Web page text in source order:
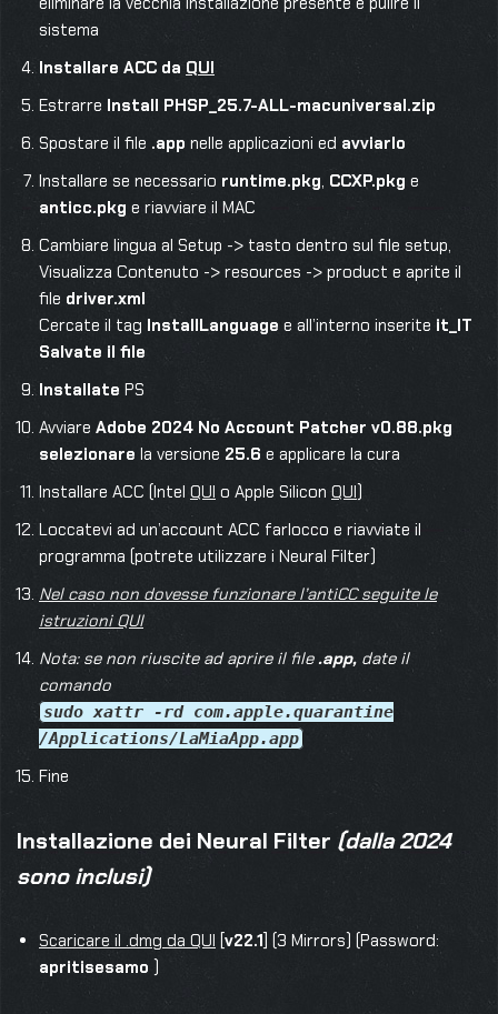
sistema
Installare ACC da QUI
Estrarre Install PHSP_25.7-ALL-macuniversal.zip
Spostare il file .app nelle applicazioni ed avviarlo
Installare se necessario runtime.pkg, CCXP.pkg e
anticc.pkg e riavviare il MAC
Cambiare lingua al Setup -> tasto dentro sul file setup,
Visualizza Contenuto -> resources -> product e aprite il
file driver.xml
Cercate il tag InstallLanguage e all’interno inserite it_IT
Salvate il file
Installate PS
Avviare Adobe 2024 No Account Patcher v0.88.pkg
selezionare la versione 25.6 e applicare la cura
Installare ACC (Intel QUI o Apple Silicon QUI)
Loccatevi ad un’account ACC farlocco e riavviate il
programma (potrete utilizzare i Neural Filter)
Nel caso non dovesse funzionare l’antiCC seguite le
istruzioni QUI
Nota: se non riuscite ad aprire il file.app, date il
comando
sudo xattr -rd com.apple.quarantine
/Applications/LaMiaApp.app
Fine
Installazione dei Neural Filter (dalla 2024
sono inclusi)
Scaricare il .dmg da QUI [v22.1] (3 Mirrors) (Password:
apritisesamo )